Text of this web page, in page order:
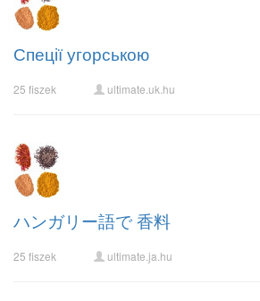
Спеції угорською
25 fiszek ultimate.uk.hu
ハンガリー語で 香料
25 fiszek ultimate.ja.hu